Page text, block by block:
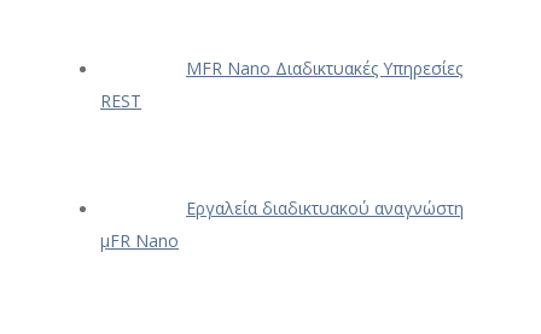
ΜFR Nano Διαδικτυακές Υπηρεσίες
REST
Εργαλεία διαδικτυακού αναγνώστη
μFR Nano